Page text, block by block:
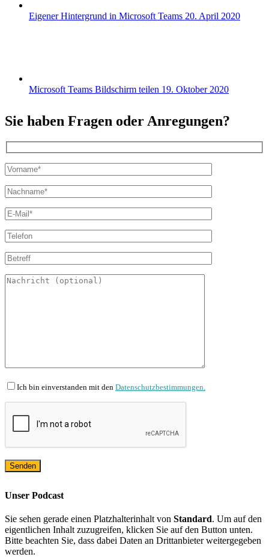
Eigener Hintergrund in Microsoft Teams 20. April 2020
Microsoft Teams Bildschirm teilen 19. Oktober 2020
Sie haben Fragen oder Anregungen?
Ich bin einverstanden mit den Datenschutzbestimmungen.
Unser Podcast
Sie sehen gerade einen Platzhalterinhalt von Standard. Um auf den
eigentlichen Inhalt zuzugreifen, klicken Sie auf den Button unten.
Bitte beachten Sie, dass dabei Daten an Drittanbieter weitergegeben
werden.